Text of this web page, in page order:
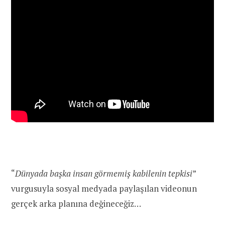
“Dünyada başka insan görmemiş kabilenin tepkisi”
vurgusuyla sosyal medyada paylaşılan videonun
gerçek arka planına değineceğiz…